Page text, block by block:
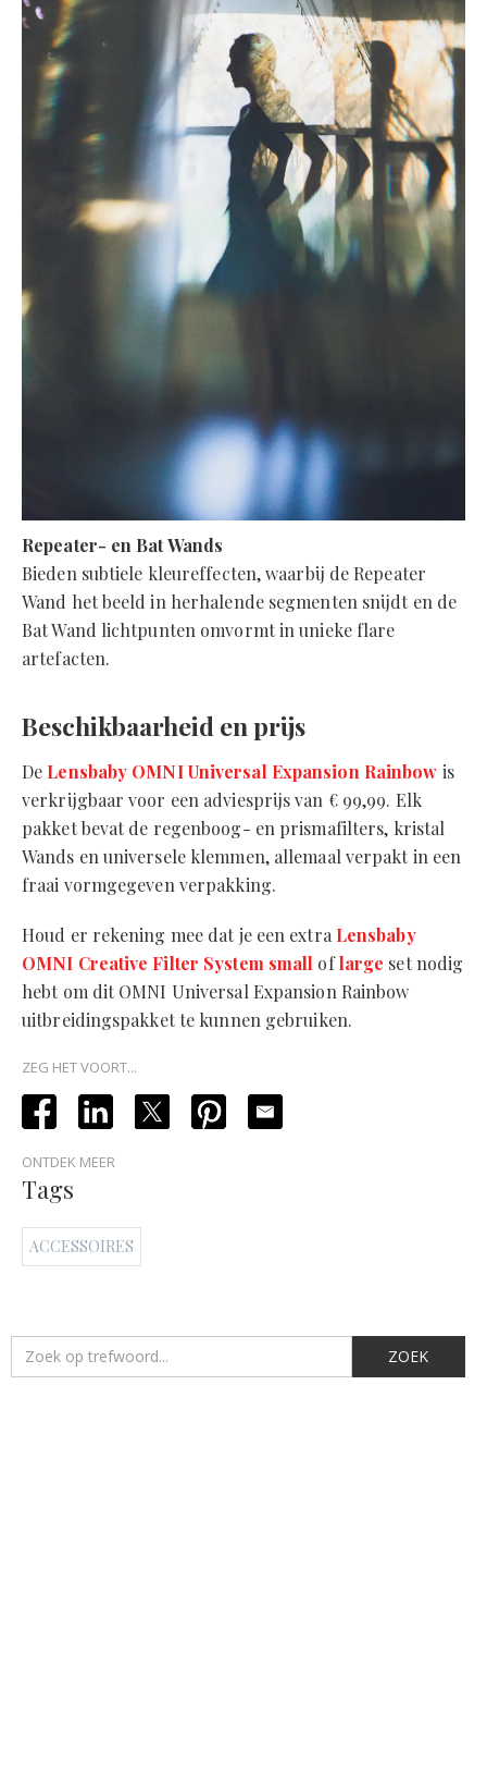
Repeater- en Bat Wands
Bieden subtiele kleureffecten, waarbij de Repeater
Wand het beeld in herhalende segmenten snijdt en de
Bat Wand lichtpunten omvormt in unieke flare
artefacten.
Beschikbaarheid en prijs
De Lensbaby OMNI Universal Expansion Rainbow is
verkrijgbaar voor een adviesprijs van € 99,99. Elk
pakket bevat de regenboog- en prismafilters, kristal
Wands en universele klemmen, allemaal verpakt in een
fraai vormgegeven verpakking.
Houd er rekening mee dat je een extra Lensbaby
OMNI Creative Filter System small oflarge set nodig
hebt om dit OMNI Universal Expansion Rainbow
uitbreidingspakket te kunnen gebruiken.
ZEG HET VOORT...
ONTDEK MEER
Tags
ACCESSOIRES